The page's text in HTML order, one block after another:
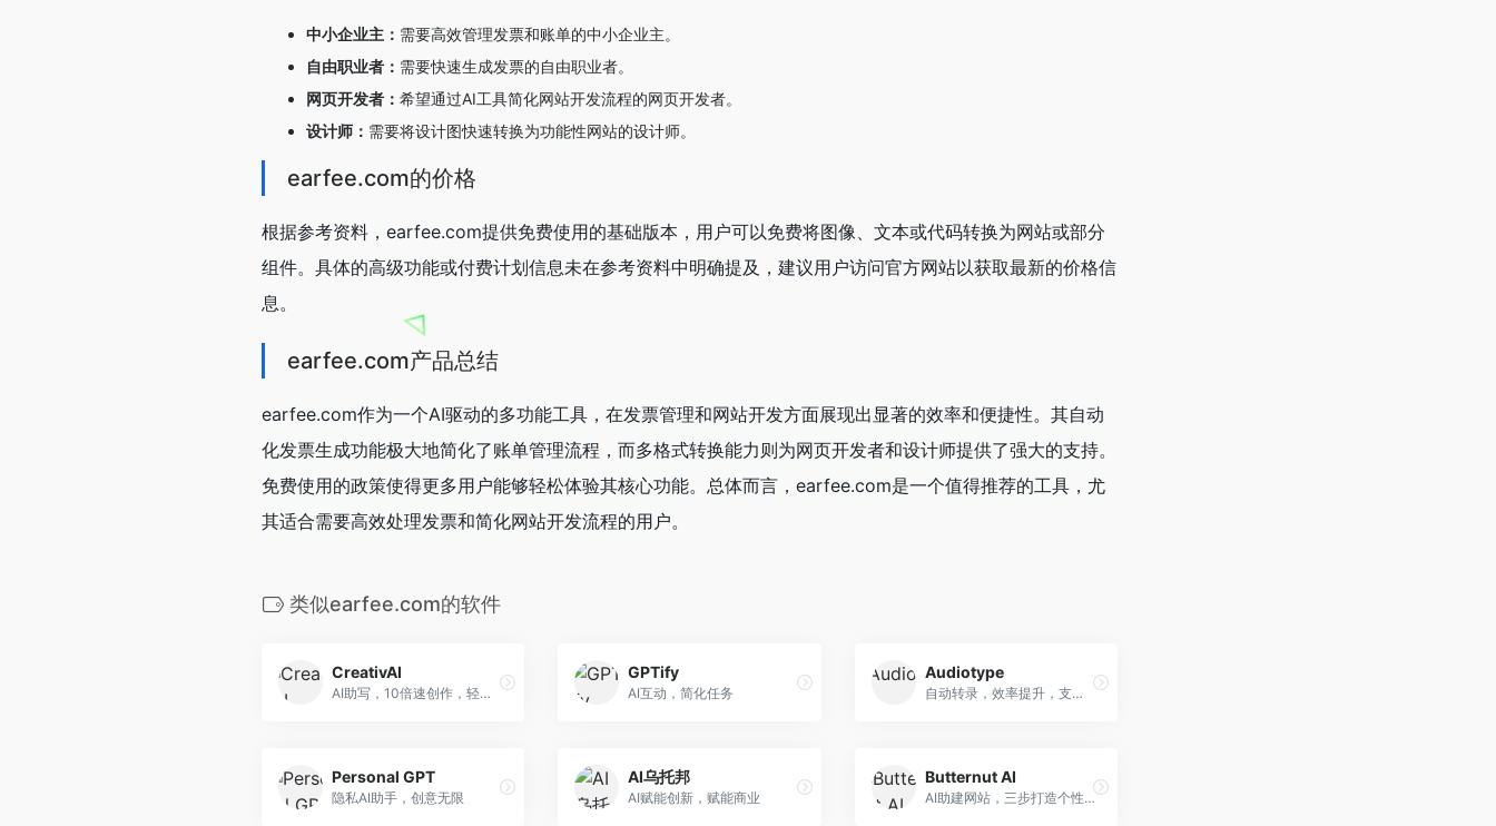
中小企业主： 需要高效管理发票和账单的中小企业主。
自由职业者： 需要快速生成发票的自由职业者。
网页开发者： 希望通过AI工具简化网站开发流程的网页开发者。
设计师： 需要将设计图快速转换为功能性网站的设计师。
earfee.com的价格
根据参考资料，earfee.com提供免费使用的基础版本，用户可以免费将图像、文本或代码转换为网站或部分
组件。具体的高级功能或付费计划信息未在参考资料中明确提及，建议用户访问官方网站以获取最新的价格信
息。
earfee.com产品总结
earfee.com作为一个AI驱动的多功能工具，在发票管理和网站开发方面展现出显著的效率和便捷性。其自动
化发票生成功能极大地简化了账单管理流程，而多格式转换能力则为网页开发者和设计师提供了强大的支持。
免费使用的政策使得更多用户能够轻松体验其核心功能。总体而言，earfee.com是一个值得推荐的工具，尤
其适合需要高效处理发票和简化网站开发流程的用户。
类似earfee.com的软件
CreativAI
AI助写，10倍速创作，轻松高效！
GPTify
AI互动，简化任务
Audiotype
自动转录，效率提升，支持多种语言
Personal GPT
隐私AI助手，创意无限
AI乌托邦
AI赋能创新，赋能商业
Butternut AI
AI助建网站，三步打造个性网站